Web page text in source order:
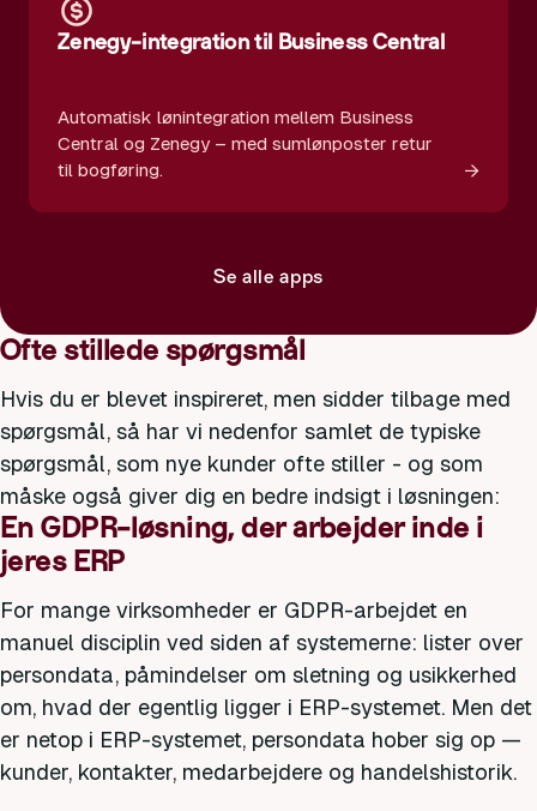
Zenegy-integration til Business Central
Automatisk lønintegration mellem Business
Central og Zenegy – med sumlønposter retur
til bogføring.
→
Se alle apps
Ofte stillede spørgsmål
Hvis du er blevet inspireret, men sidder tilbage med
spørgsmål, så har vi nedenfor samlet de typiske
spørgsmål, som nye kunder ofte stiller - og som
måske også giver dig en bedre indsigt i løsningen:
En GDPR-løsning, der arbejder inde i
jeres ERP
For mange virksomheder er GDPR-arbejdet en
manuel disciplin ved siden af systemerne: lister over
persondata, påmindelser om sletning og usikkerhed
om, hvad der egentlig ligger i ERP-systemet. Men det
er netop i ERP-systemet, persondata hober sig op —
kunder, kontakter, medarbejdere og handelshistorik.